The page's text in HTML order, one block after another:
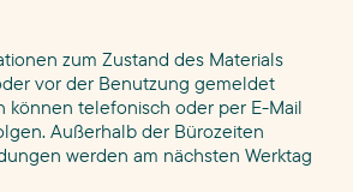
zum Zustand des Materials
vor der Benutzung gemeldet
können telefonisch oder per E-Mail
Außerhalb der Bürozeiten
werden am nächsten Werktag